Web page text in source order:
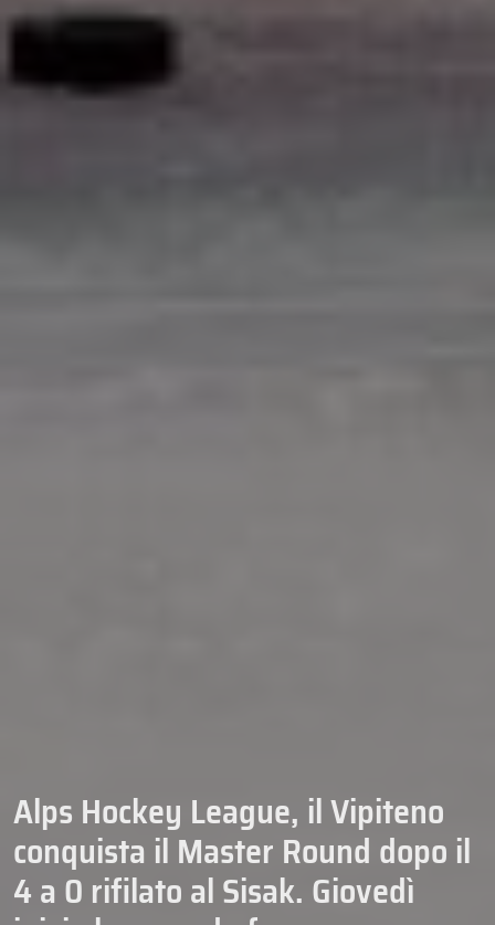
Alps Hockey League, il Vipiteno
conquista il Master Round dopo il
4 a 0 rifilato al Sisak. Giovedì